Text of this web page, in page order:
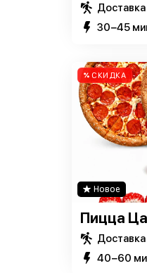
Доставка
30−45
СКИДКА
Новое
Пицца
Доставка
40−60